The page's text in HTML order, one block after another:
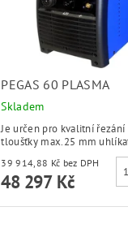
PEGAS 60 PLASMA
Skladem
Je určen pro kvalitní
tloušťky max.25 mm
39 914,88 Kč bez DPH
48 297 Kč